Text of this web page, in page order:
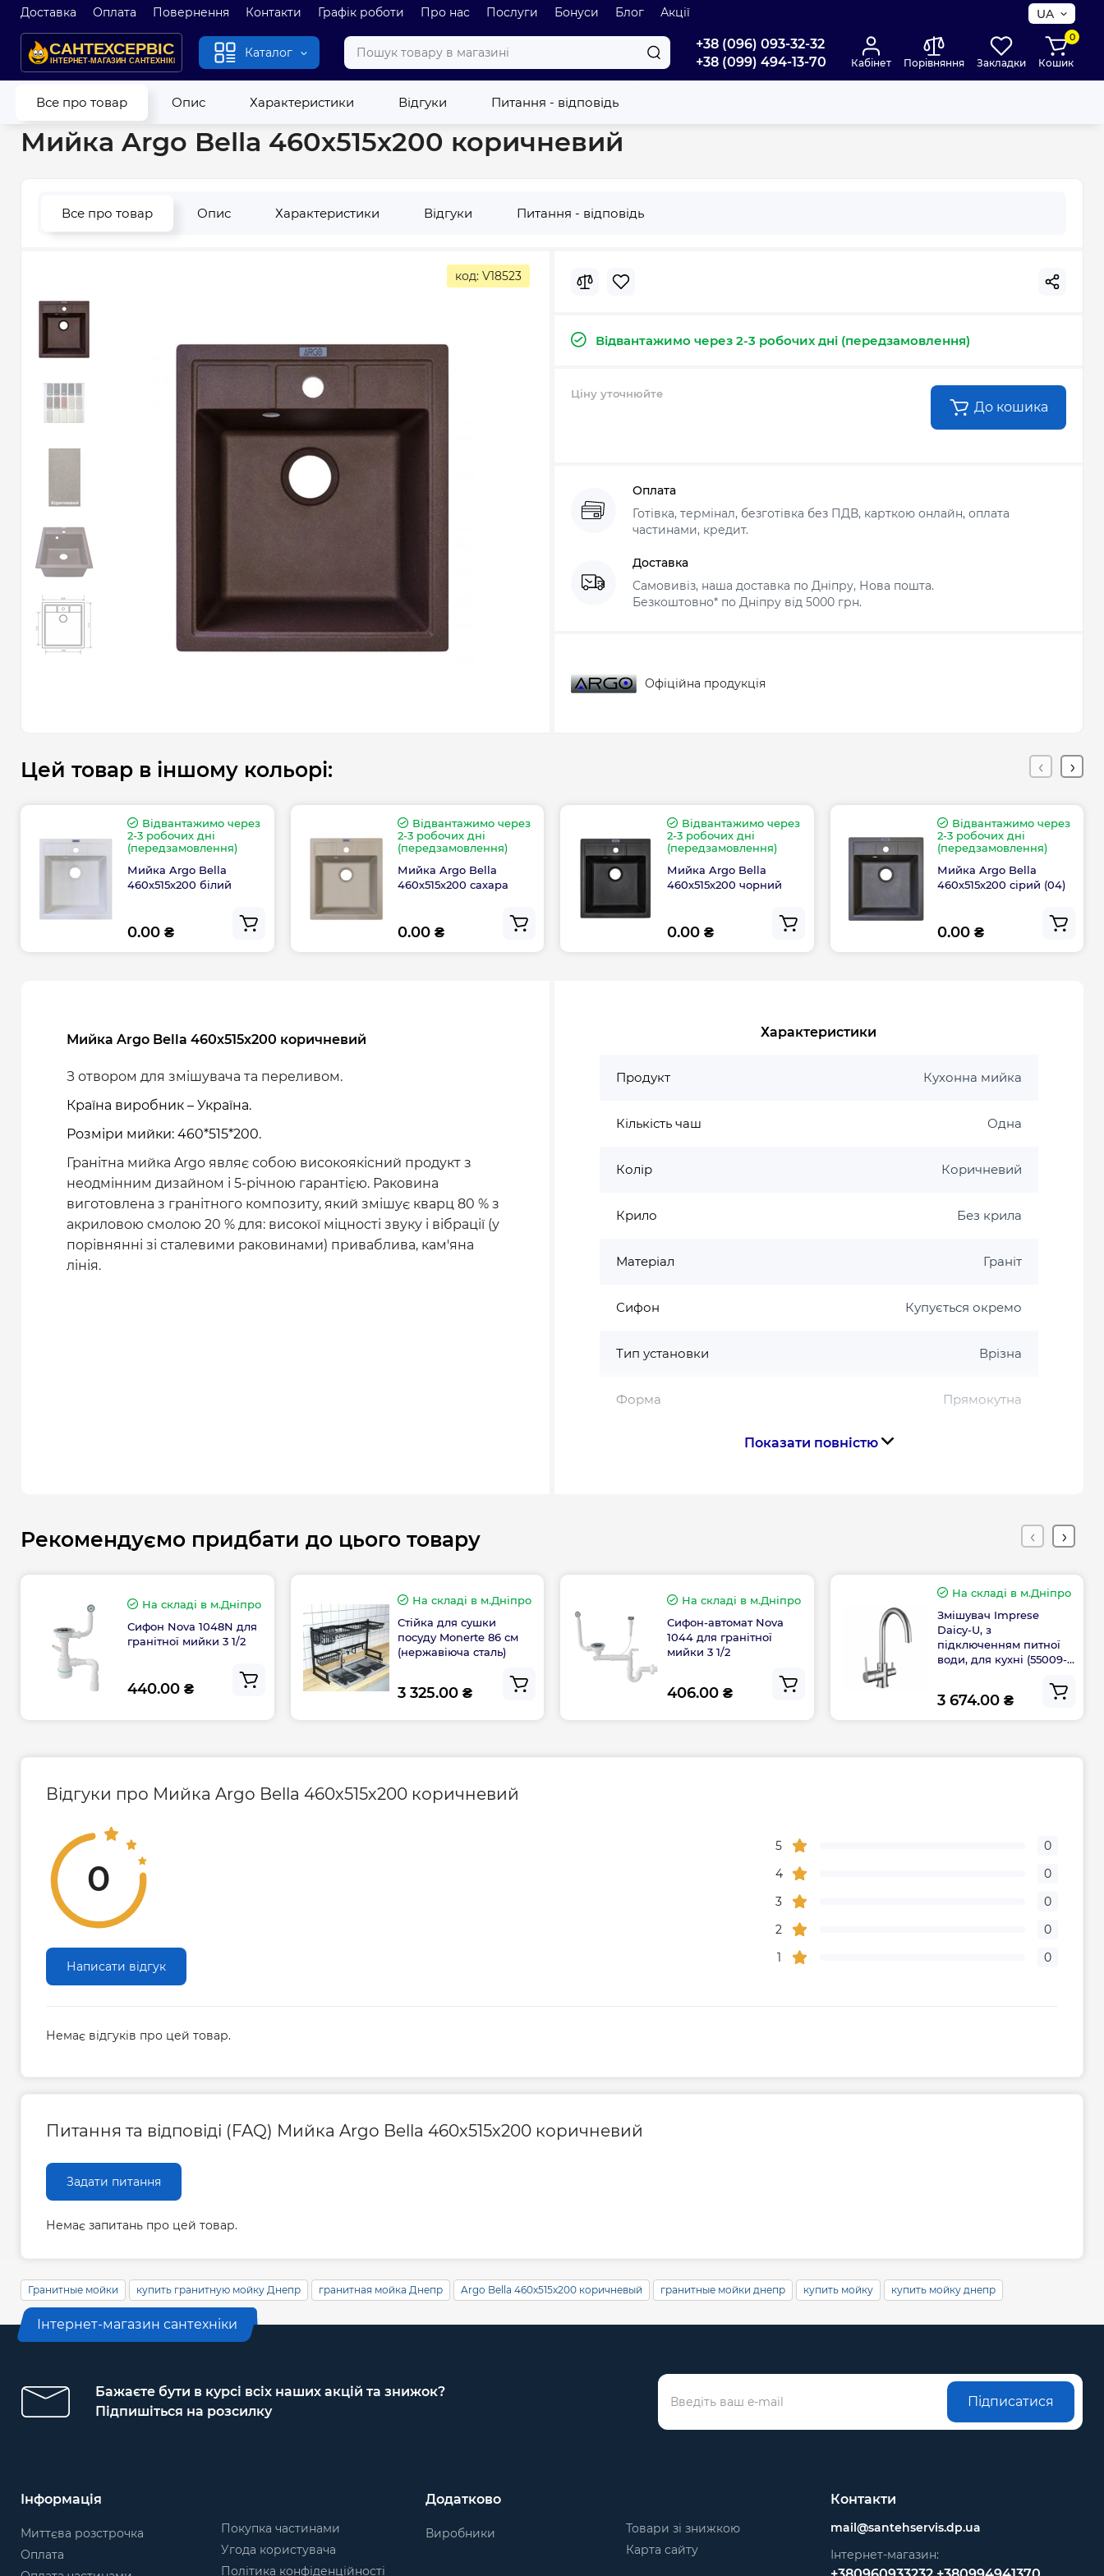
Доставка Оплата Повернення Контакти Графік роботи Про нас Послуги Бонуси Блог Акції UA
Каталог
+38 (096) 093-32-32
+38 (099) 494-13-70
Кабінет Порівняння Закладки
0
Кошик
Все про товар Опис Характеристики Відгуки Питання - відповідь
Головна Кухонні мийки Гранітні та кварцові мийки Мийка Argo Bella 460х515х200 коричневий
Мийка Argo Bella 460х515х200 коричневий
Все про товар Опис Характеристики Відгуки Питання - відповідь
код: V18523
Відвантажимо через 2-3 робочих дні (передзамовлення)
Ціну уточнюйте
До кошика
Оплата
Готівка, термінал, безготівка без ПДВ, карткою онлайн, оплата
частинами, кредит.
Доставка
Самовивіз, наша доставка по Дніпру, Нова пошта.
Безкоштовно* по Дніпру від 5000 грн.
Офіційна продукція
Цей товар в іншому кольорі:
Відвантажимо через
2-3 робочих дні
(передзамовлення)
Мийка Argo Bella
460х515х200 білий
0.00 ₴
Відвантажимо через
2-3 робочих дні
(передзамовлення)
Мийка Argo Bella
460х515х200 сахара
0.00 ₴
Відвантажимо через
2-3 робочих дні
(передзамовлення)
Мийка Argo Bella
460х515х200 чорний
0.00 ₴
Відвантажимо через
2-3 робочих дні
(передзамовлення)
Мийка Argo Bella
460х515х200 сірий (04)
0.00 ₴
Мийка Argo Bella 460х515х200 коричневий
З отвором для змішувача та переливом.
Країна виробник – Україна.
Розміри мийки: 460*515*200.
Гранітна мийка Argo являє собою високоякісний продукт з
неодмінним дизайном і 5-річною гарантією. Раковина
виготовлена з гранітного композиту, який змішує кварц 80 % з
акриловою смолою 20 % для: високої міцності звуку і вібрації (у
порівнянні зі сталевими раковинами) приваблива, кам'яна
лінія.
Характеристики
Продукт Кухонна мийка
Кількість чаш Одна
Колір Коричневий
Крило Без крила
Матеріал Граніт
Сифон Купується окремо
Тип установки Врізна
Форма Прямокутна
Країна виготовлення
515
Ширина, мм 460
Гарантія виробника, міс 60
Показати повністю
Рекомендуємо придбати до цього товару
На складі в м.Дніпро
Сифон Nova 1048N для
гранітної мийки 3 1/2
440.00 ₴
На складі в м.Дніпро
Стійка для сушки
посуду Monerte 86 см
(нержавіюча сталь)
3 325.00 ₴
На складі в м.Дніпро
Сифон-автомат Nova
1044 для гранітної
мийки 3 1/2
406.00 ₴
На складі в м.Дніпро
Змішувач Imprese
Daicy-U, з
підключенням питної
води, для кухні (55009-
3 674.00 ₴
Відгуки про Мийка Argo Bella 460х515х200 коричневий
0
Написати відгук
5
0
4
0
3
0
2
0
1
0
Немає відгуків про цей товар.
Питання та відповіді (FAQ) Мийка Argo Bella 460х515х200 коричневий
Задати питання
Немає запитань про цей товар.
Гранитные мойки купить гранитную мойку Днепр гранитная мойка Днепр Argo Bella 460х515х200 коричневый гранитные мойки днепр купить мойку купить мойку днепр
Інтернет-магазин сантехніки
Бажаєте бути в курсі всіх наших акцій та знижок?
Підпишіться на розсилку
Підписатися
Інформація
Миттєва розстрочка
Оплата
Покупка частинами
Угода користувача
Політика конфіденційності
Додатково
Виробники
Товари зі знижкою
Карта сайту
Контакти
mail@santehservis.dp.ua
Інтернет-магазин: